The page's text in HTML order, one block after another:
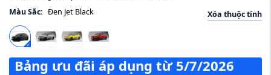
Màu Sắc: Đen Jet Black Xóa thuộc tính
Bảng ưu đãi áp dụng từ 5/7/2026